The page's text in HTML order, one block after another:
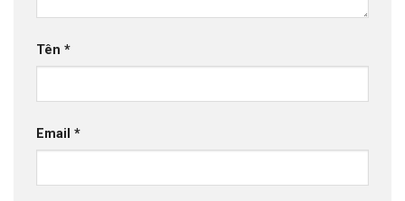
Tên *
Email *